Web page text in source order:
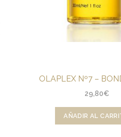
OLAPLEX Nº7 –
29,80€
AÑADIR AL